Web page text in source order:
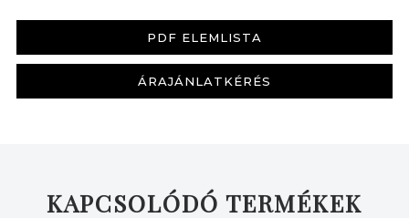
PDF ELEMLISTA
ÁRAJÁNLATKÉRÉS
KAPCSOLÓDÓ TERMÉKEK